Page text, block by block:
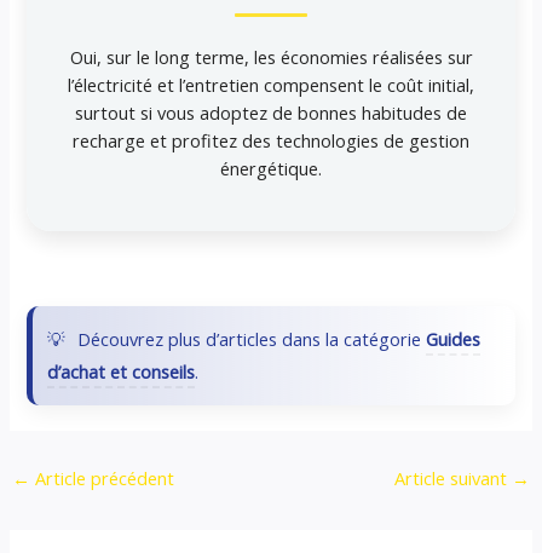
Oui, sur le long terme, les économies réalisées sur
l’électricité et l’entretien compensent le coût initial,
surtout si vous adoptez de bonnes habitudes de
recharge et profitez des technologies de gestion
énergétique.
Découvrez plus d’articles dans la catégorieGuides
d’achat et conseils.
← Article précédent Article suivant →